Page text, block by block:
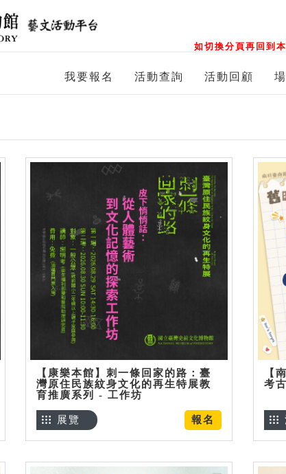
如切換分頁再回到
我要報名 活動查詢 活動回顧
【康樂本館】刺一條回家的路：臺
灣原住民族紋身文化的再生特展教
育推廣系列 - 工作坊
報名
展覽
【
考